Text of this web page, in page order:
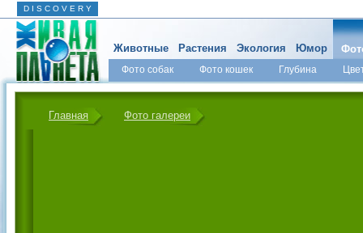
D I S C O V E R Y
Животные Растения Экология Юмор
Фото собак Фото кошек Глубина
Главная Фото галереи